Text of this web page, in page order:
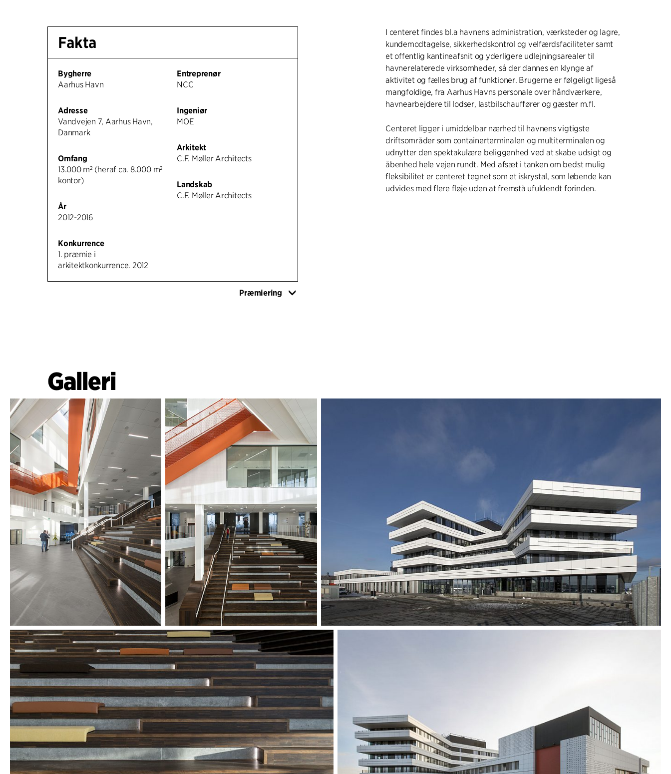
Fakta
Bygherre
Aarhus Havn
Adresse
Vandvejen 7, Aarhus Havn,
Danmark
Omfang
13.000 m² (heraf ca. 8.000 m²
kontor)
År
2012-2016
Konkurrence
1. præmie i
arkitektkonkurrence. 2012
Entreprenør
NCC
Ingeniør
MOE
Arkitekt
C.F. Møller Architects
Landskab
C.F. Møller Architects
Præmiering
I centeret findes bl.a havnens administration, værksteder og lagre,
kundemodtagelse, sikkerhedskontrol og velfærdsfaciliteter samt
et offentlig kantineafsnit og yderligere udlejningsarealer til
havnerelaterede virksomheder, så der dannes en klynge af
aktivitet og fælles brug af funktioner. Brugerne er følgeligt ligeså
mangfoldige, fra Aarhus Havns personale over håndværkere,
havnearbejdere til lodser, lastbilschauffører og gæster m.fl.
Centeret ligger i umiddelbar nærhed til havnens vigtigste
driftsområder som containerterminalen og multiterminalen og
udnytter den spektakulære beliggenhed ved at skabe udsigt og
åbenhed hele vejen rundt. Med afsæt i tanken om bedst mulig
fleksibilitet er centeret tegnet som et iskrystal, som løbende kan
udvides med flere fløje uden at fremstå ufuldendt forinden.
Galleri